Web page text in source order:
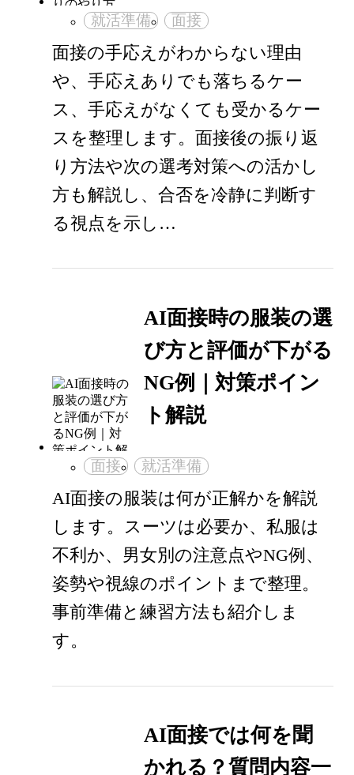
就活準備 面接
面接の手応えがわからない理由
や、手応えありでも落ちるケー
ス、手応えがなくても受かるケー
スを整理します。面接後の振り返
り方法や次の選考対策への活かし
方も解説し、合否を冷静に判断す
る視点を示し…
AI面接時の服装の選
び方と評価が下がる
NG例｜対策ポイン
ト解説
面接 就活準備
AI面接の服装は何が正解かを解説
します。スーツは必要か、私服は
不利か、男女別の注意点やNG例、
姿勢や視線のポイントまで整理。
事前準備と練習方法も紹介しま
す。
AI面接では何を聞
かれる？質問内容一